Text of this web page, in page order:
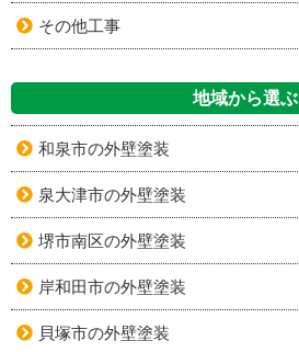
その他工事
地域から選ぶ
和泉市の外壁塗装
泉大津市の外壁塗装
堺市南区の外壁塗装
岸和田市の外壁塗装
貝塚市の外壁塗装